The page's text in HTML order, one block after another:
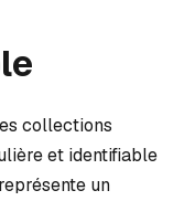
collections
et identifiable
un